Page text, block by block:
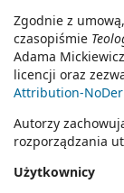
Zgodnie z
czasopiśmie
Adama
licencji oraz
Attribution-
Autorzy
rozporządzania
Użytkownicy